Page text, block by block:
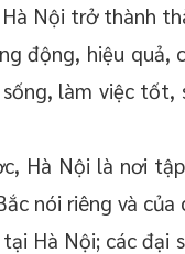
Nội trở thành
động, hiệu quả,
làm việc
Hà Nội là nơi
nói riêng và
Hà Nội; các đại